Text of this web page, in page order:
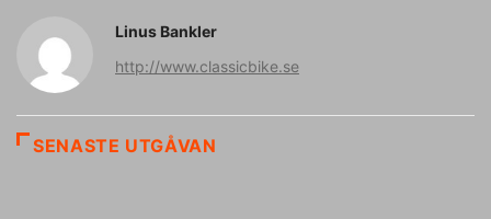
Linus Bankler
http://www.classicbike.se
SENASTE UTGÅVAN